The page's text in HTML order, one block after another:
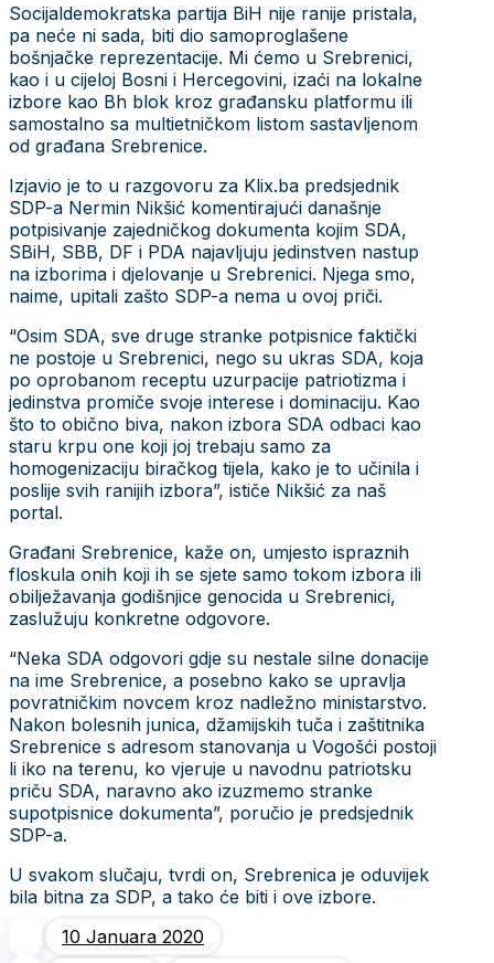
Socijaldemokratska partija BiH nije ranije pristala,
pa neće ni sada, biti dio samoproglašene
bošnjačke reprezentacije. Mi ćemo u Srebrenici,
kao i u cijeloj Bosni i Hercegovini, izaći na lokalne
izbore kao Bh blok kroz građansku platformu ili
samostalno sa multietničkom listom sastavljenom
od građana Srebrenice.
Izjavio je to u razgovoru za Klix.ba predsjednik
SDP-a Nermin Nikšić komentirajući današnje
potpisivanje zajedničkog dokumenta kojim SDA,
SBiH, SBB, DF i PDA najavljuju jedinstven nastup
na izborima i djelovanje u Srebrenici. Njega smo,
naime, upitali zašto SDP-a nema u ovoj priči.
“Osim SDA, sve druge stranke potpisnice faktički
ne postoje u Srebrenici, nego su ukras SDA, koja
po oprobanom receptu uzurpacije patriotizma i
jedinstva promiče svoje interese i dominaciju. Kao
što to obično biva, nakon izbora SDA odbaci kao
staru krpu one koji joj trebaju samo za
homogenizaciju biračkog tijela, kako je to učinila i
poslije svih ranijih izbora”, ističe Nikšić za naš
portal.
Građani Srebrenice, kaže on, umjesto ispraznih
floskula onih koji ih se sjete samo tokom izbora ili
obilježavanja godišnjice genocida u Srebrenici,
zaslužuju konkretne odgovore.
“Neka SDA odgovori gdje su nestale silne donacije
na ime Srebrenice, a posebno kako se upravlja
povratničkim novcem kroz nadležno ministarstvo.
Nakon bolesnih junica, džamijskih tuča i zaštitnika
Srebrenice s adresom stanovanja u Vogošći postoji
li iko na terenu, ko vjeruje u navodnu patriotsku
priču SDA, naravno ako izuzmemo stranke
supotpisnice dokumenta”, poručio je predsjednik
SDP-a.
U svakom slučaju, tvrdi on, Srebrenica je oduvijek
bila bitna za SDP, a tako će biti i ove izbore.
10 Januara 2020